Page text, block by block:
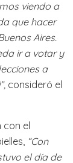
viendo a
que hacer
Aires.
ir a votar y
a
consideró el
con el
“Con
el día de